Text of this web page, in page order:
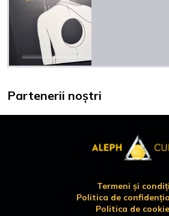
Partenerii noștri
Termeni și
Politica de
Politica de